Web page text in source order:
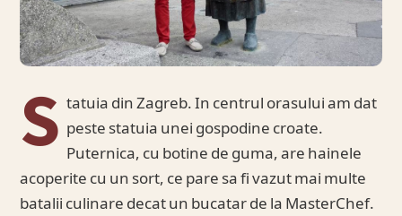
S tatuia din Zagreb. In centrul orasului am dat
peste statuia unei gospodine croate.
Puternica, cu botine de guma, are hainele
acoperite cu un sort, ce pare sa fi vazut mai multe
batalii culinare decat un bucatar de la MasterChef.